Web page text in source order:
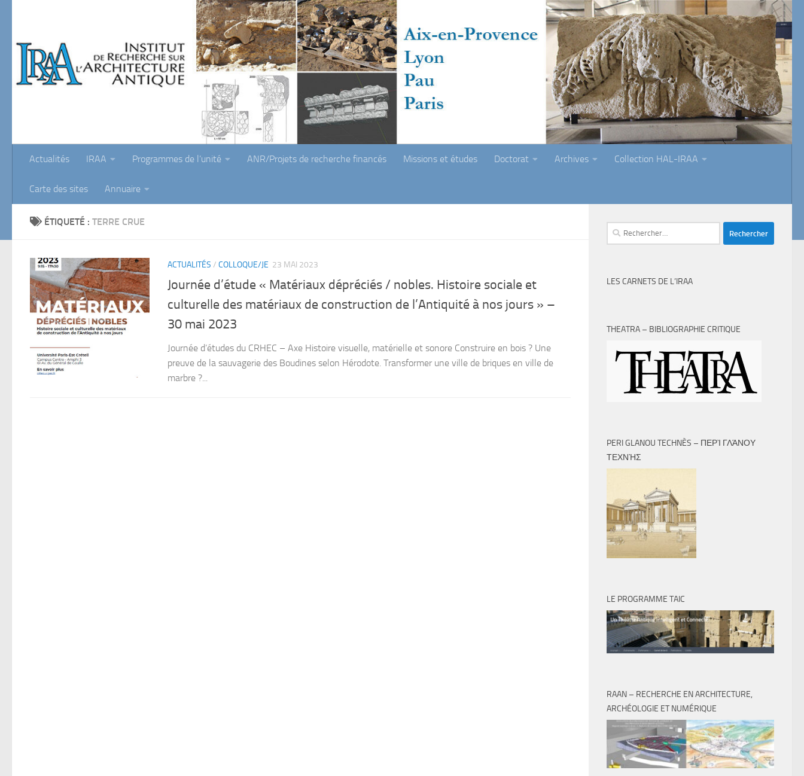
Actualités IRAA Programmes de l’unité ANR/Projets de recherche financés Missions et études Doctorat Archives Collection HAL-IRAA
Carte des sites Annuaire
ÉTIQUETÉ : TERRE CRUE
ACTUALITÉS / COLLOQUE/JE 23 MAI 2023
Journée d’étude « Matériaux dépréciés / nobles. Histoire sociale et
culturelle des matériaux de construction de l’Antiquité à nos jours » –
30 mai 2023
Journée d’études du CRHEC – Axe Histoire visuelle, matérielle et sonore Construire en bois ? Une
preuve de la sauvagerie des Boudines selon Hérodote. Transformer une ville de briques en ville de
marbre ?...
Rechercher :
LES CARNETS DE L’IRAA
THEATRA – BIBLIOGRAPHIE CRITIQUE
PERI GLANOU TECHNÈS – ΠΕΡῚ ΓΛΆΝΟΥ
ΤΕΧΝῊΣ
LE PROGRAMME TAIC
RAAN – RECHERCHE EN ARCHITECTURE,
ARCHÉOLOGIE ET NUMÉRIQUE